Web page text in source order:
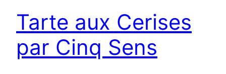
Tarte aux Cerises
par Cinq Sens